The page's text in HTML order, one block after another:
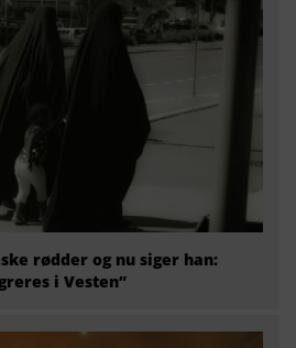
rødder og nu siger han:
i Vesten”